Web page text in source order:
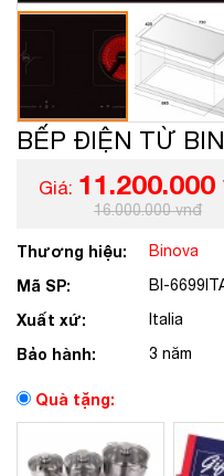
BẾP ĐIỆN TỪ
Giá:
16.000.000 vnđ
Thương hiệu: Binova
Mã SP: BI-
Xuất xứ: Italia
Bảo hành: 3 năm
Quà tặng: